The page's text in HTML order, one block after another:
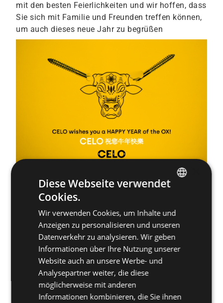
mit den besten Feierlichkeiten und wir hoffen, dass
Sie sich mit Familie und Freunden treffen können,
um auch dieses neue Jahr zu begrüßen
SPANISH
GERMAN
Diese Webseite verwendet
Cookies.
Wir verwenden Cookies, um Inhalte und
Anzeigen zu personalisieren und unseren
Datenverkehr zu analysieren. Wir geben
Informationen über Ihre Nutzung unserer
Website auch an unsere Werbe- und
Analysepartner weiter, die diese
möglicherweise mit anderen
Informationen kombinieren, die Sie ihnen